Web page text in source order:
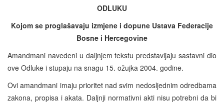
ODLUKU
Kojom se proglašavaju izmjene i dopune Ustava Federacije
Bosne i Hercegovine
Amandmani navedeni u daljnjem tekstu predstavljaju sastavni dio
ove Odluke i stupaju na snagu 15. ožujka 2004. godine.
Ovi amandmani imaju prioritet nad svim nedosljednim odredbama
zakona, propisa i akata. Daljnji normativni akti nisu potrebni da bi